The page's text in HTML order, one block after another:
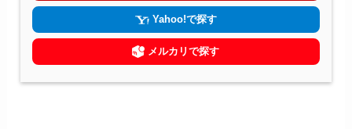
Yahoo!で探す
メルカリで探す